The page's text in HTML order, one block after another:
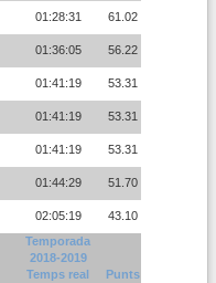
01:28:31 61.02
01:36:05 56.22
01:41:19 53.31
01:41:19 53.31
01:41:19 53.31
01:44:29 51.70
02:05:19 43.10
Temporada
2018-2019
Temps real
Punts